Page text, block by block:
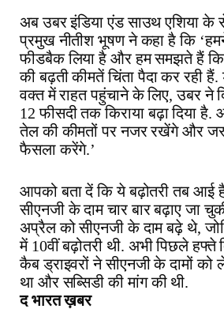
अब उबर इंडिया एंड साउथ एशिया के
प्रमुख नीतीश भूषण ने कहा है कि‘
फीडबैक लिया है और हम समझते हैं कि
की बढ़ती कीमतें चिंता पैदा कर रही हैं.
वक्त में राहत पहुंचाने के लिए,उबर ने
12फीसदी तक किराया बढ़ा दिया है.
तेल की कीमतों पर नजर रखेंगे और
फैसला करेंगे.’
आपको बता दें कि ये बढ़ोतरी तब आई
सीएनजी के दाम चार बार बढ़ाए जा
अप्रैल को सीएनजी के दाम बढ़े थे,
में 10वीं बढ़ोतरी थी. अभी पिछले
कैब ड्राइवरों ने सीएनजी के दामों को
था और सब्सिडी की मांग की थी.
द भारत ख़बर